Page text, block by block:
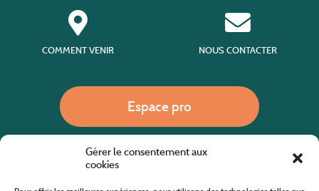
Gérer le consentement aux
cookies
COMMENT VENIR NOUS CONTACTER
Espace pro